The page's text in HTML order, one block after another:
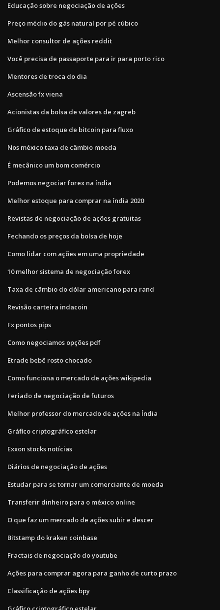
Educação sobre negociação de ações
Preço médio do gás natural por pé cúbico
Melhor consultor de ações reddit
Você precisa de passaporte para ir para porto rico
Mentores de troca do dia
Ascensão fx viena
Acionistas da bolsa de valores de zagreb
Gráfico de estoque de bitcoin para fluxo
Nos méxico taxa de câmbio moeda
É mecânico um bom comércio
Podemos negociar forex na índia
Melhor estoque para comprar na índia 2020
Revistas de negociação de ações gratuitas
Fechando os preços da bolsa de hoje
Como lidar com ações em uma propriedade
10 melhor sistema de negociação forex
Taxa de câmbio do dólar americano para rand
Revisão carteira indacoin
Fx pontos pips
Como negociamos opções pdf
Etrade bebê rosto chocado
Como funciona o mercado de ações wikipedia
Feriado de negociação de futuros
Melhor professor do mercado de ações na Índia
Gráfico criptográfico estelar
Exxon stocks notícias
Diários de negociação de ações
Estudar para se tornar um comerciante de moeda
Transferir dinheiro para o méxico online
O que faz um mercado de ações subir e descer
Bitstamp do kraken coinbase
Fractais de negociação do youtube
Ações para comprar agora para ganho de curto prazo
Classificação de ações bpy